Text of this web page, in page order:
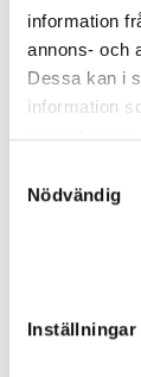
information
annons- och
Dessa kan i
information
samlat in när
Nödvändig
Inställningar